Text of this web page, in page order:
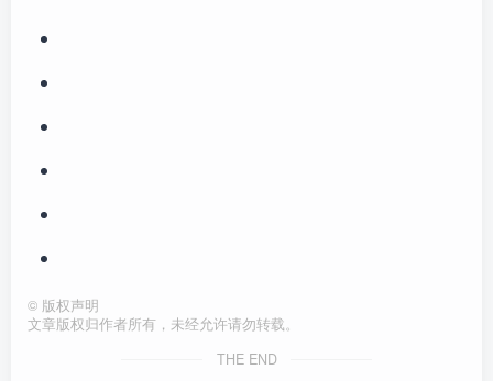
© 版权声明
文章版权归作者所有，未经允许请勿转载。
THE END